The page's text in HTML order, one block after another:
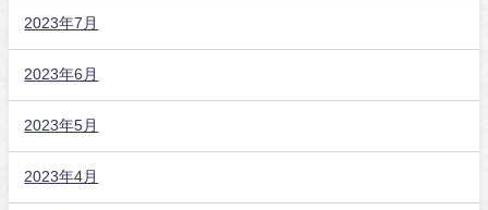
2023年7月
2023年6月
2023年5月
2023年4月